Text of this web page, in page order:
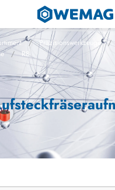
Präzisionswerkzeuge
R8